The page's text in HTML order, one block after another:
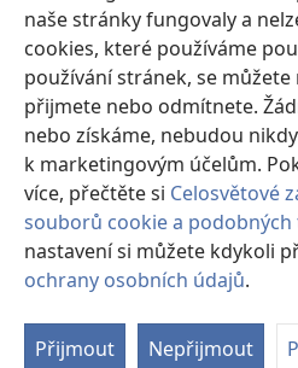
naše stránky fungovaly a
cookies, které používáme
používání stránek, se
přijmete nebo odmítnete.
nebo získáme, nebudou
k marketingovým účelům.
více, přečtěte si Celosvětové
souborů cookie a
nastavení si můžete kdykoli
ochrany osobních údajů.
Přijmout Nepřijmout
okno)JW Hub®
(otevřeno
nové
okno)JW Library
Watchtower Library
Copyright© 2026 Watch Tower Bible
PODMÍNKY POUŽITÍ|OCHRANA